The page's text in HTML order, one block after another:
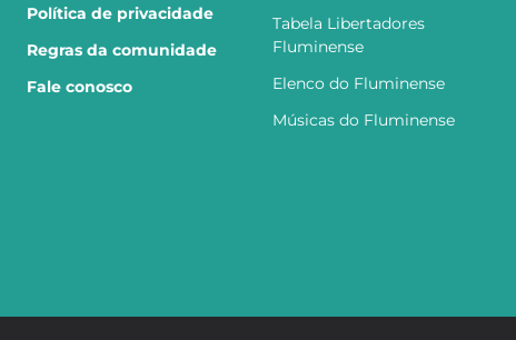
Política de privacidade
Regras da comunidade
Fale conosco
Tabela Libertadores
Fluminense
Elenco do Fluminense
Músicas do Fluminense